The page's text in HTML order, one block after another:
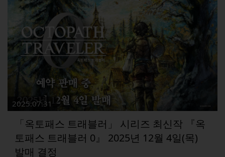
2025.07.31
「옥토패스 트래블러」 시리즈 최신작 『옥
토패스 트래블러 0』 2025년 12월 4일(목)
발매 결정